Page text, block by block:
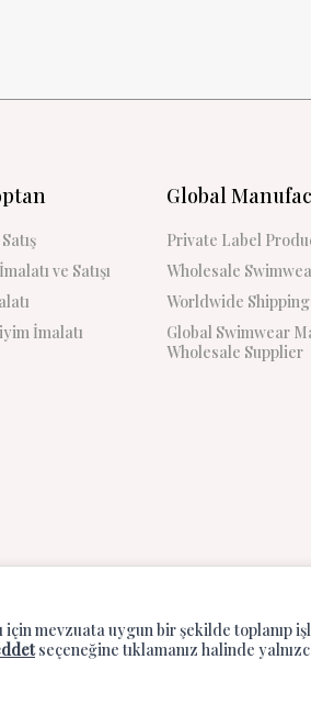
ve Satışı
İmalatı
Global
Private Label
Wholesale
Worldwide
Global Swimwear
Wholesale Supplier
mevzuata uygun bir şekilde toplanıp
seçeneğine tıklamanız halinde